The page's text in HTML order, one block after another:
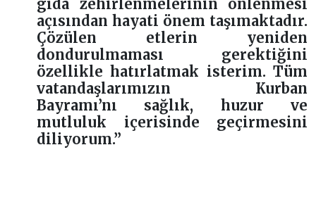
gıda zehirlenmelerinin önlenmesi
açısından hayati önem taşımaktadır.
Çözülen etlerin yeniden
dondurulmaması gerektiğini
özellikle hatırlatmak isterim. Tüm
vatandaşlarımızın Kurban
Bayramı’nı sağlık, huzur ve
mutluluk içerisinde geçirmesini
diliyorum.”